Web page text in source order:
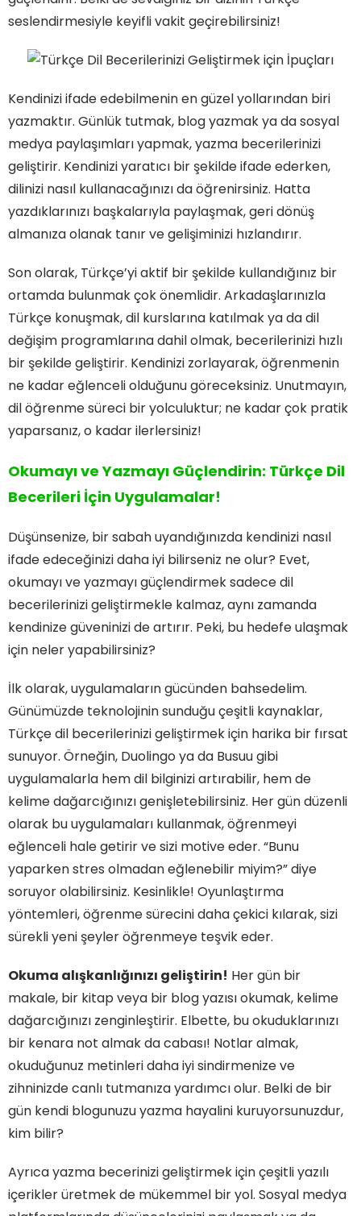
seslendirmesiyle keyifli vakit geçirebilirsiniz!
Kendinizi ifade edebilmenin en güzel yollarından biri
yazmaktır. Günlük tutmak, blog yazmak ya da sosyal
medya paylaşımları yapmak, yazma becerilerinizi
geliştirir. Kendinizi yaratıcı bir şekilde ifade ederken,
dilinizi nasıl kullanacağınızı da öğrenirsiniz. Hatta
yazdıklarınızı başkalarıyla paylaşmak, geri dönüş
almanıza olanak tanır ve gelişiminizi hızlandırır.
Son olarak, Türkçe’yi aktif bir şekilde kullandığınız bir
ortamda bulunmak çok önemlidir. Arkadaşlarınızla
Türkçe konuşmak, dil kurslarına katılmak ya da dil
değişim programlarına dahil olmak, becerilerinizi hızlı
bir şekilde geliştirir. Kendinizi zorlayarak, öğrenmenin
ne kadar eğlenceli olduğunu göreceksiniz. Unutmayın,
dil öğrenme süreci bir yolculuktur; ne kadar çok pratik
yaparsanız, o kadar ilerlersiniz!
Okumayı ve Yazmayı Güçlendirin: Türkçe Dil
Becerileri İçin Uygulamalar!
Düşünsenize, bir sabah uyandığınızda kendinizi nasıl
ifade edeceğinizi daha iyi bilirseniz ne olur? Evet,
okumayı ve yazmayı güçlendirmek sadece dil
becerilerinizi geliştirmekle kalmaz, aynı zamanda
kendinize güveninizi de artırır. Peki, bu hedefe ulaşmak
için neler yapabilirsiniz?
İlk olarak, uygulamaların gücünden bahsedelim.
Günümüzde teknolojinin sunduğu çeşitli kaynaklar,
Türkçe dil becerilerinizi geliştirmek için harika bir fırsat
sunuyor. Örneğin, Duolingo ya da Busuu gibi
uygulamalarla hem dil bilginizi artırabilir, hem de
kelime dağarcığınızı genişletebilirsiniz. Her gün düzenli
olarak bu uygulamaları kullanmak, öğrenmeyi
eğlenceli hale getirir ve sizi motive eder. “Bunu
yaparken stres olmadan eğlenebilir miyim?” diye
soruyor olabilirsiniz. Kesinlikle! Oyunlaştırma
yöntemleri, öğrenme sürecini daha çekici kılarak, sizi
sürekli yeni şeyler öğrenmeye teşvik eder.
Okuma alışkanlığınızı geliştirin! Her gün bir
makale, bir kitap veya bir blog yazısı okumak, kelime
dağarcığınızı zenginleştirir. Elbette, bu okuduklarınızı
bir kenara not almak da cabası! Notlar almak,
okuduğunuz metinleri daha iyi sindirmenize ve
zihninizde canlı tutmanıza yardımcı olur. Belki de bir
gün kendi blogunuzu yazma hayalini kuruyorsunuzdur,
kim bilir?
Ayrıca yazma becerinizi geliştirmek için çeşitli yazılı
içerikler üretmek de mükemmel bir yol. Sosyal medya